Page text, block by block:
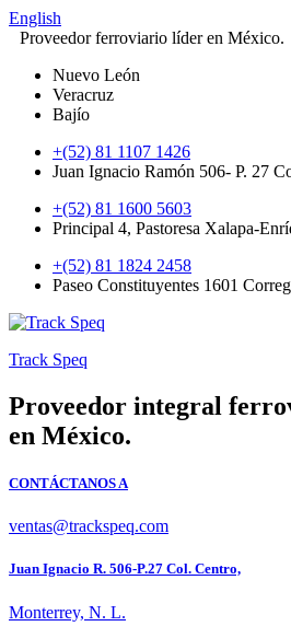
English
Proveedor ferroviario líder en México.
Nuevo León
Veracruz
Bajío
+(52) 81 1107 1426
Juan Ignacio Ramón 506- P. 27
+(52) 81 1600 5603
Principal 4, Pastoresa Xalapa-
+(52) 81 1824 2458
Paseo Constituyentes 1601
Track Speq
Proveedor integral
en México.
CONTÁCTANOS A
ventas@trackspeq.com
Juan Ignacio R. 506-P.27 Col. Centro,
Monterrey, N. L.